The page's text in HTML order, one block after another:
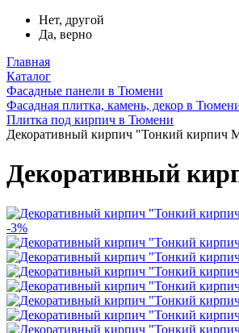
Нет, другой
Да, верно
Главная
Каталог
Фасадные панели в Тюмени
Фасадная плитка, камень, декор в
Плитка под кирпич в Тюмени
Декоративный кирпич "Тонкий кирпич
Декоративный
-3%